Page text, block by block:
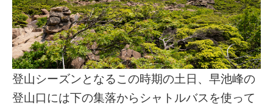
登山シーズンとなるこの時期の土日、早池峰の
登山口には下の集落からシャトルバスを使って